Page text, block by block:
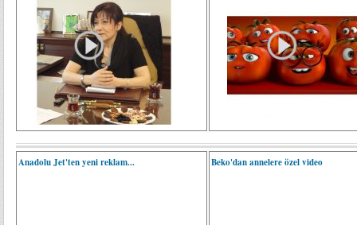
Anadolu Jet'ten yeni reklam... Beko'dan annelere özel video